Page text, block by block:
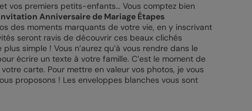
vos premiers petits-enfants… Vous comptez bien
Anniversaire de Mariage Étapes
des moments marquants de votre vie, en y inscrivant
seront ravis de découvrir ces beaux clichés
simple ! Vous n’aurez qu’à vous rendre dans le
écrire un texte à votre famille. C’est le moment de
carte. Pour mettre en valeur vos photos, je vous
proposons ! Les enveloppes blanches vous sont